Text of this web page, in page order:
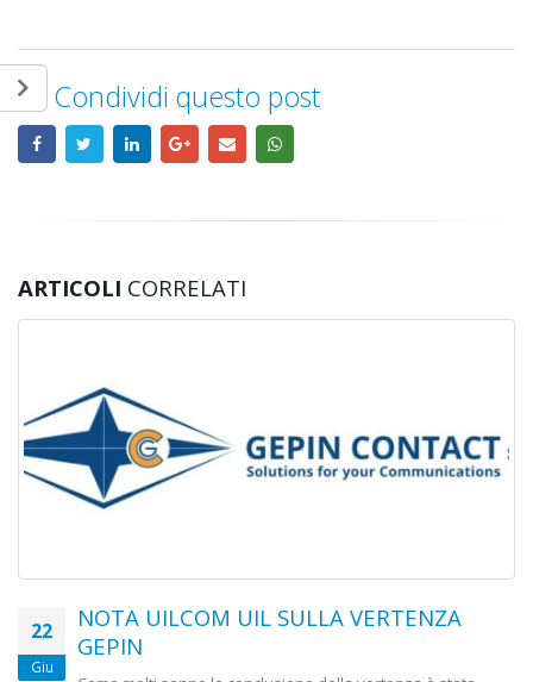
Condividi questo post
ARTICOLI CORRELATI
NOTA UILCOM UIL SULLA VERTENZA
GEPIN